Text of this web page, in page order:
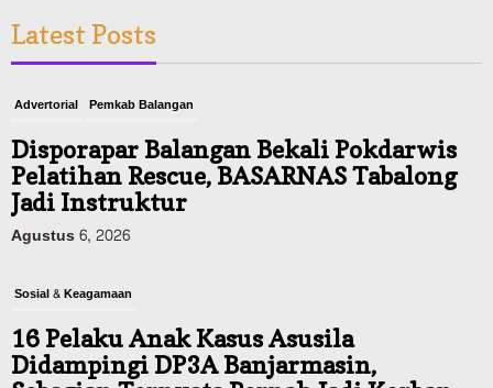
Latest Posts
Advertorial Pemkab Balangan
Disporapar Balangan Bekali Pokdarwis
Pelatihan Rescue, BASARNAS Tabalong
Jadi Instruktur
Agustus 6, 2026
Sosial & Keagamaan
16 Pelaku Anak Kasus Asusila
Didampingi DP3A Banjarmasin,